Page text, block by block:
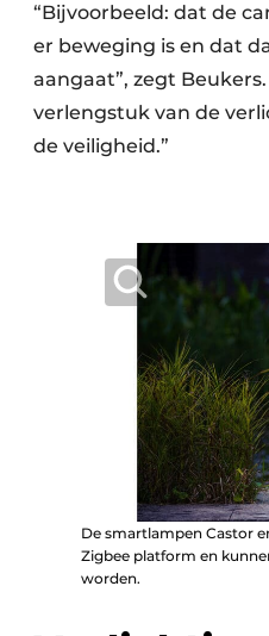
“Bijvoorbeeld: dat de
er beweging is en dat
aangaat”, zegt
verlengstuk van de
de veiligheid.”
De smartlampen Castor
Zigbee platform en
worden.